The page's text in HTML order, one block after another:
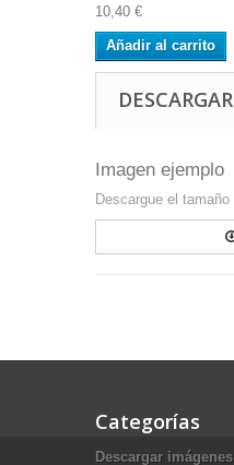
10,40 €
Añadir al carrito
DESCARGAR
Imagen ejemplo
Descargue el
Categorías
Descargar imágenes